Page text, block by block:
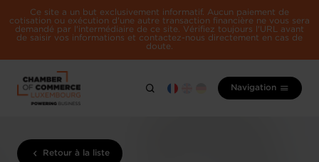
Ce site a un but exclusivement informatif. Aucun paiement de
cotisation ou exécution d'une autre transaction financière ne vous sera
demandé par l'intermédiaire de ce site. Vérifiez toujours l'URL avant
de saisir vos informations et contactez-nous directement en cas de
doute.
Navigation
Retour à la liste